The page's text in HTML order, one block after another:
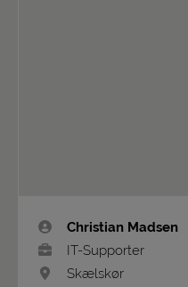
Christian Madsen
IT-Supporter
Skælskør